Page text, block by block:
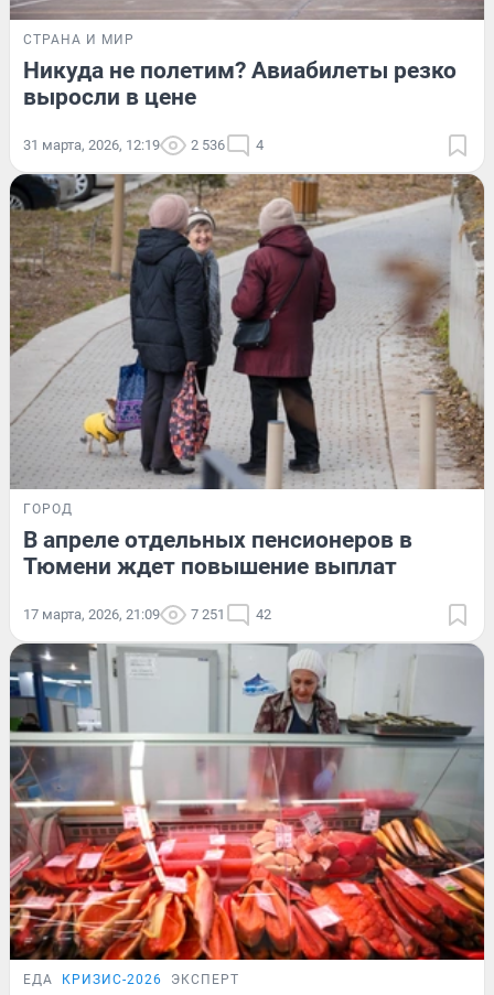
СТРАНА И МИР
Никуда не полетим? Авиабилеты резко
выросли в цене
31 марта, 2026, 12:19 2 536 4
ГОРОД
В апреле отдельных пенсионеров в
Тюмени ждет повышение выплат
17 марта, 2026, 21:09 7 251 42
ЕДА КРИЗИС-2026 ЭКСПЕРТ